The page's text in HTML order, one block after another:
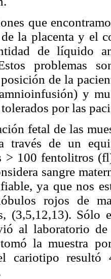
que
la placenta y el
de líquido
problemas
de la
y
por las
fetal de las
través de un
> 100 fentolitros
sangre
ya que nos
rojos de
(3,5,12,13).
al laboratorio
la muestra
cariotipo resultó